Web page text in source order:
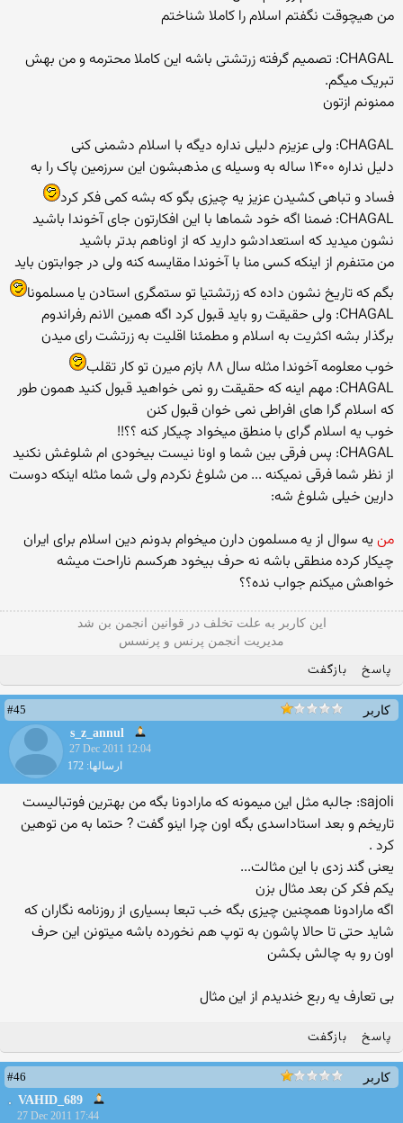
من هیچوقت نگفتم اسلام را کاملا شناختم
CHAGAL: تصمیم گرفته زرتشتی باشه این کاملا محترمه و من بهش
تبریک میگم.
ممنونم ازتون
CHAGAL: ولی عزیزم دلیلی نداره دیگه با اسلام دشمنی کنی
دلیل نداره ۱۴۰۰ ساله به وسیله ی مذهبشون این سرزمین پاک را به
فساد و تباهی کشیدن عزیز یه چیزی بگو که بشه کمی فکر کرد
CHAGAL: ضمنا اگه خود شماها با این افکارتون جای آخوندا باشید
نشون میدید که استعدادشو دارید که از اوناهم بدتر باشید
من متنفرم از اینکه کسی منا با آخوندا مقایسه کنه ولی در جوابتون باید
بگم که تاریخ نشون داده که زرتشتیا تو ستمگری استادن یا مسلمونا
CHAGAL: ولی حقیقت رو باید قبول کرد اگه همین الانم رفراندوم
برگذار بشه اکثریت به اسلام و مطمئنا اقلیت به زرتشت رای میدن
خوب معلومه آخوندا مثله سال ۸۸ بازم میرن تو کار تقلب
CHAGAL: مهم اینه که حقیقت رو نمی خواهید قبول کنید همون طور
که اسلام گرا های افراطی نمی خوان قبول کنن
خوب یه اسلام گرای با منطق میخواد چیکار کنه ؟؟!!
CHAGAL: پس فرقی بین شما و اونا نیست بیخودی ام شلوغش نکنید
از نظر شما فرقی نمیکنه ... من شلوغ نکردم ولی شما مثله اینکه دوست
دارین خیلی شلوغ شه:
من یه سوال از یه مسلمون دارن میخوام بدونم دین اسلام برای ایران
چیکار کرده منطقی باشه نه حرف بیخود هرکسم ناراحت میشه
خواهش میکنم جواب نده؟؟
این كاربر به علت تخلف در قوانین انجمن بن شد
مدیریت انجمن پرنس و پرنسس
پاسخ بازگفت
کاربر
#45
s_z_annul
27 Dec 2011 12:04
ارسالها: 172
sajoli: جالبه مثل این میمونه که مارادونا بگه من بهترین فوتبالیست
تاریخم و بعد استاداسدی بگه اون چرا اینو گفت ? حتما به من توهین
کرد .
یعنی گند زدی با این مثالت...
یکم فکر کن بعد مثال بزن
اگه مارادونا همچنین چیزی بگه خب تبعا بسیاری از روزنامه نگاران که
شاید حتی تا حالا پاشون به توپ هم نخورده باشه میتونن این حرف
اون رو به چالش بکشن
بی تعارف یه ربع خندیدم از این مثال
پاسخ بازگفت
کاربر
#46
VAHID_689
27 Dec 2011 17:44